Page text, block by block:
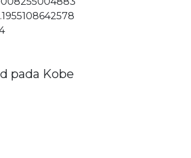
pada Kobe